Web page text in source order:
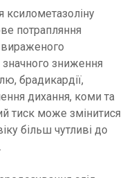
ксилометазоліну
потрапляння
зниження
брадикардії,
дихання, коми та
тиск може змінитися
більш чутливі до